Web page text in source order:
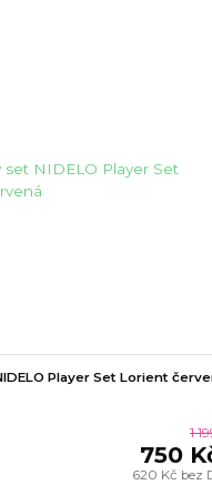
Player Set Lorient
1
750
620 Kč bez